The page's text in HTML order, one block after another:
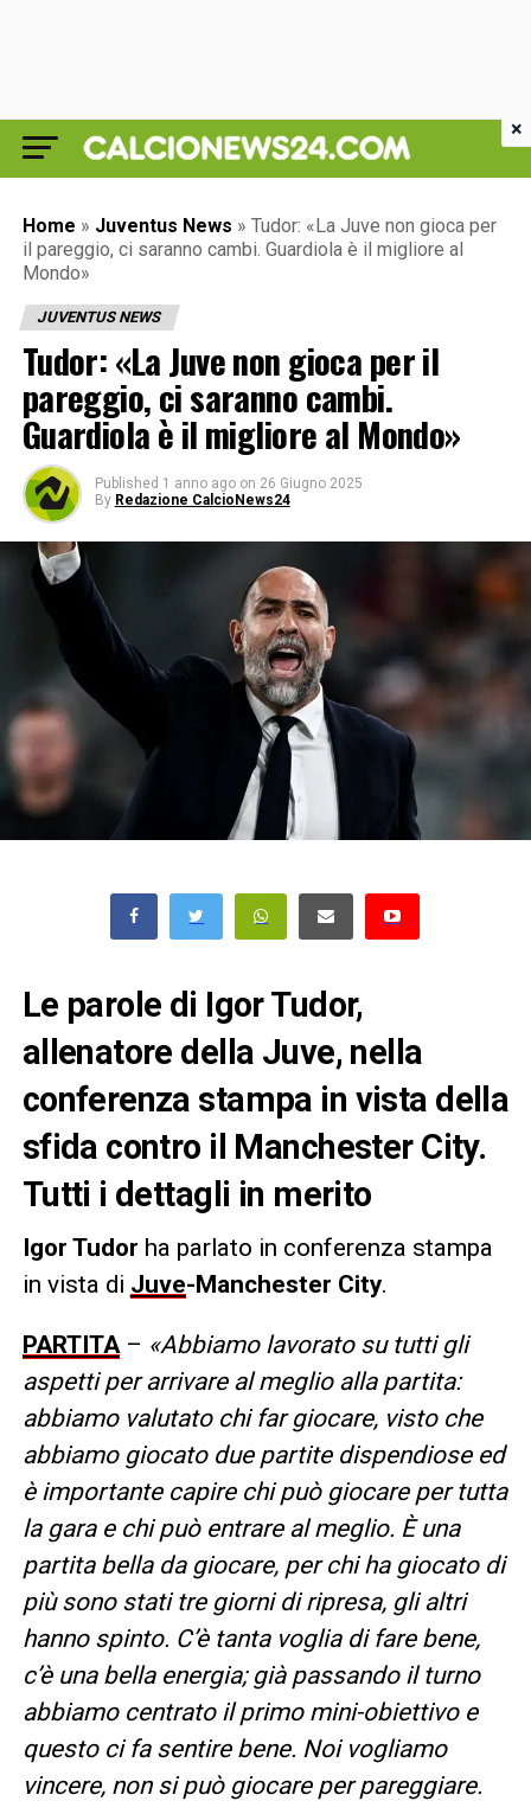
Home » Juventus News » Tudor: «La Juve non gioca per
il pareggio, ci saranno cambi. Guardiola è il migliore al
Mondo»
JUVENTUS NEWS
Tudor: «La Juve non gioca per il
pareggio, ci saranno cambi.
Guardiola è il migliore al Mondo»
Published 1 anno ago on 26 Giugno 2025
By Redazione CalcioNews24
Le parole di Igor Tudor,
allenatore della Juve, nella
conferenza stampa in vista della
sfida contro il Manchester City.
Tutti i dettagli in merito
Igor Tudor ha parlato in conferenza stampa
in vista di Juve-Manchester City.
PARTITA– «Abbiamo lavorato su tutti gli
aspetti per arrivare al meglio alla partita:
abbiamo valutato chi far giocare, visto che
abbiamo giocato due partite dispendiose ed
è importante capire chi può giocare per tutta
la gara e chi può entrare al meglio. È una
partita bella da giocare, per chi ha giocato di
più sono stati tre giorni di ripresa, gli altri
hanno spinto. C’è tanta voglia di fare bene,
c’è una bella energia; già passando il turno
abbiamo centrato il primo mini-obiettivo e
questo ci fa sentire bene. Noi vogliamo
vincere, non si può giocare per pareggiare.
×